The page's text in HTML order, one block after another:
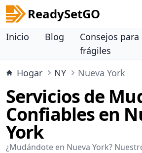
ReadySetGO
Inicio Blog
Consejos
frágiles
Hogar
NY Nueva York
Servicios de
Confiables en
York
¿Mudándote en Nueva York?